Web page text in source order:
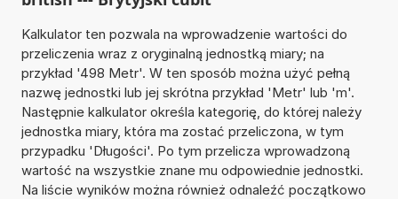
Kalkulator ten pozwala na wprowadzenie wartości do
przeliczenia wraz z oryginalną jednostką miary; na
przykład '498 Metr'. W ten sposób można użyć pełną
nazwę jednostki lub jej skrótna przykład 'Metr' lub 'm'.
Następnie kalkulator określa kategorię, do której należy
jednostka miary, która ma zostać przeliczona, w tym
przypadku 'Długości'. Po tym przelicza wprowadzoną
wartość na wszystkie znane mu odpowiednie jednostki.
Na liście wyników można również odnaleźć początkowo